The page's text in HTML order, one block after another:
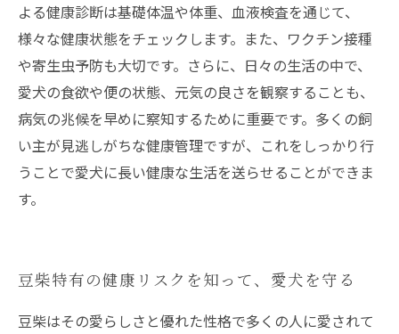
よる健康診断は基礎体温や体重、血液検査を通じて、
様々な健康状態をチェックします。また、ワクチン接種
や寄生虫予防も大切です。さらに、日々の生活の中で、
愛犬の食欲や便の状態、元気の良さを観察することも、
病気の兆候を早めに察知するために重要です。多くの飼
い主が見逃しがちな健康管理ですが、これをしっかり行
うことで愛犬に長い健康な生活を送らせることができま
す。
豆柴特有の健康リスクを知って、愛犬を守る
豆柴はその愛らしさと優れた性格で多くの人に愛されて